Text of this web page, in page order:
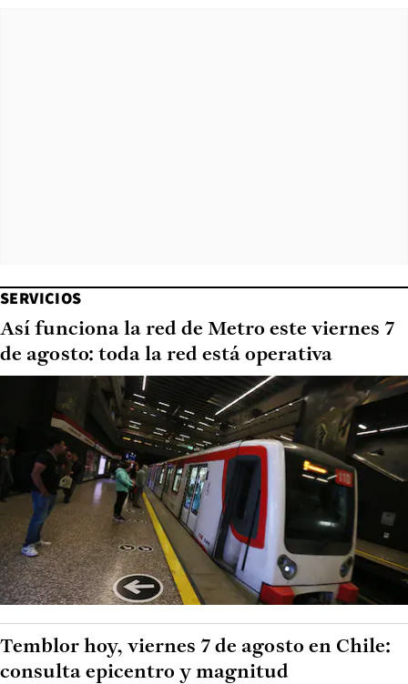
SERVICIOS
Así funciona la red de Metro este viernes 7
de agosto: toda la red está operativa
Temblor hoy, viernes 7 de agosto en Chile:
consulta epicentro y magnitud